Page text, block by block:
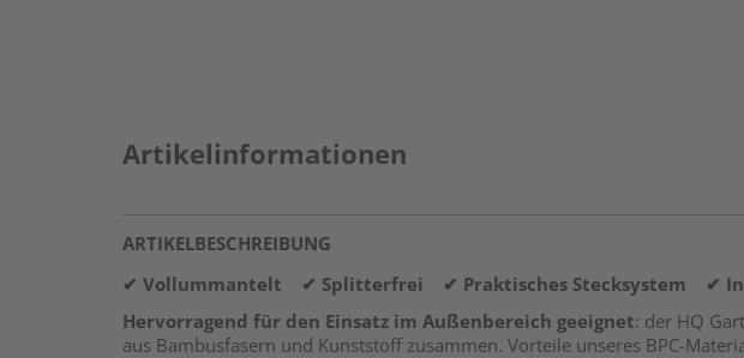
Artikelinformationen
ARTIKELBESCHREIBUNG
✔ Vollummantelt ✔ Splitterfrei ✔ Praktisches Stecksystem ✔
Hervorragend für den Einsatz im Außenbereich geeignet: der HQ
aus Bambusfasern und Kunststoff zusammen. Vorteile unseres BPC-